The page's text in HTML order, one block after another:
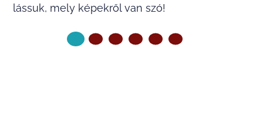
lássuk, mely képekről van szó!